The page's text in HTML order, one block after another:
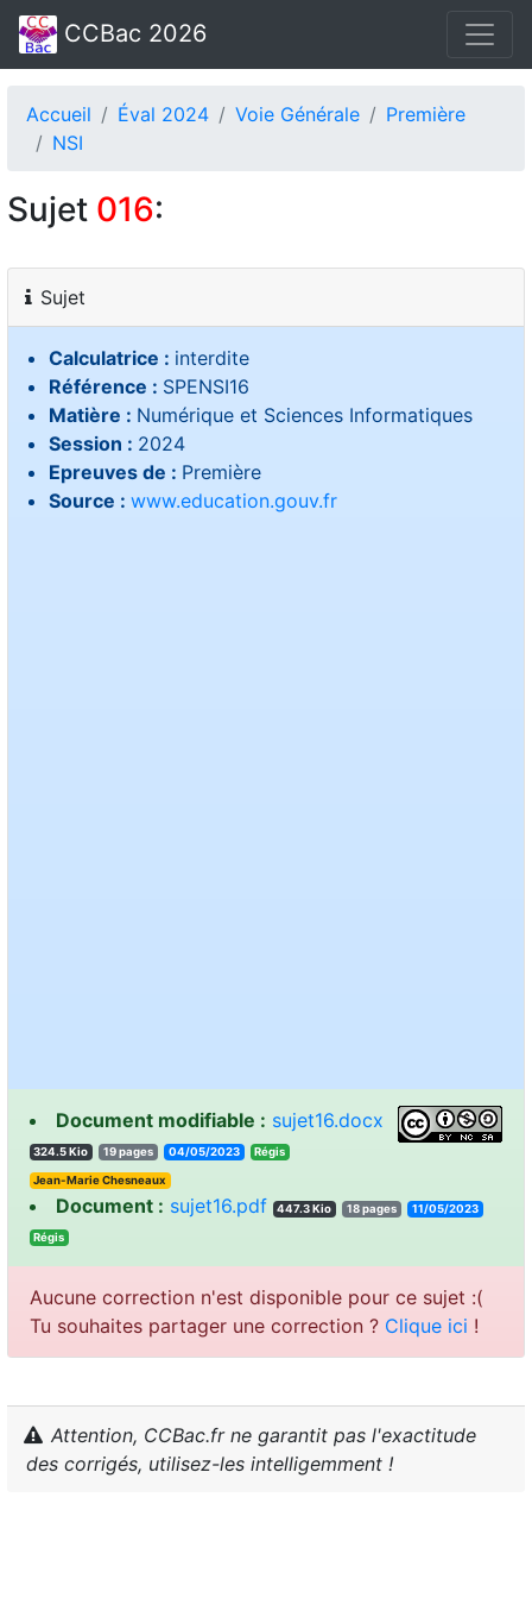
CCBac 2026
Accueil Éval 2024 Voie Générale
Première
NSI
Sujet 016:
Sujet
Calculatrice : interdite
Référence : SPENSI16
Matière : Numérique et Sciences Informatiques
Session : 2024
Epreuves de : Première
Source : www.education.gouv.fr
Document modifiable : sujet16.docx
324.5 Kio 19 pages 04/05/2023 sigéR
Jean-Marie Chesneaux
Document : sujet16.pdf 447.3 Kio 18 pages 11/05/2023
sigéR
Aucune correction n'est disponible pour ce sujet :(
Tu souhaites partager une correction ? Clique ici !
Attention, CCBac.fr ne garantit pas l'exactitude
des corrigés, utilisez-les intelligemment !